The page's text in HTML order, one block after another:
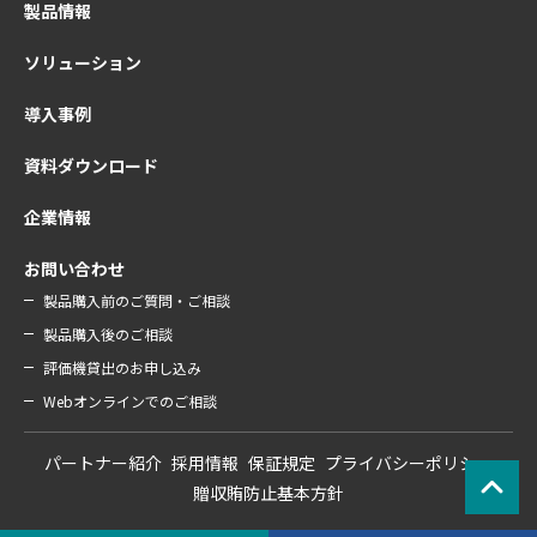
製品情報
ソリューション
導入事例
資料ダウンロード
企業情報
お問い合わせ
製品購入前のご質問・ご相談
製品購入後のご相談
評価機貸出のお申し込み
Webオンラインでのご相談
パートナー紹介 採用情報 保証規定 プライバシーポリシー
贈収賄防止基本方針